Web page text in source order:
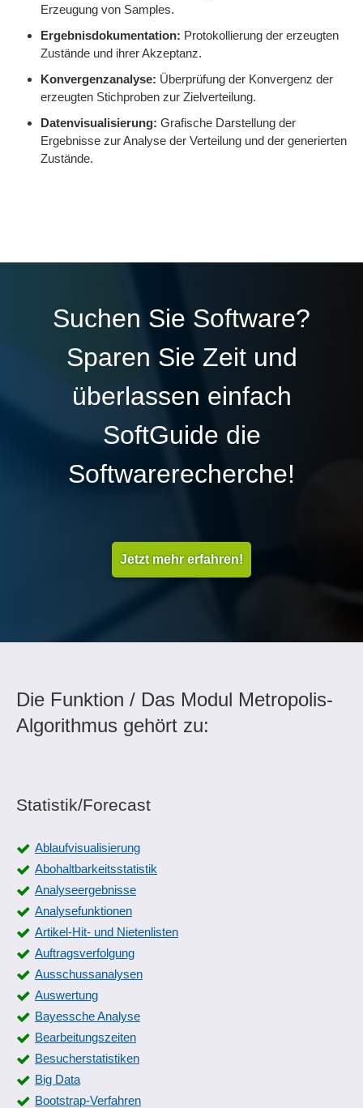
Erzeugung von Samples.
Ergebnisdokumentation: Protokollierung der erzeugten
Zustände und ihrer Akzeptanz.
Konvergenzanalyse: Überprüfung der Konvergenz der
erzeugten Stichproben zur Zielverteilung.
Datenvisualisierung: Grafische Darstellung der
Ergebnisse zur Analyse der Verteilung und der generierten
Zustände.
Suchen Sie Software?
Sparen Sie Zeit und
überlassen einfach
SoftGuide die
Softwarerecherche!
Jetzt mehr erfahren!
Die Funktion / Das Modul Metropolis-
Algorithmus gehört zu:
Statistik/Forecast
Ablaufvisualisierung
Abohaltbarkeitsstatistik
Analyseergebnisse
Analysefunktionen
Artikel-Hit- und Nietenlisten
Auftragsverfolgung
Ausschussanalysen
Auswertung
Bayessche Analyse
Bearbeitungszeiten
Besucherstatistiken
Big Data
Bootstrap-Verfahren